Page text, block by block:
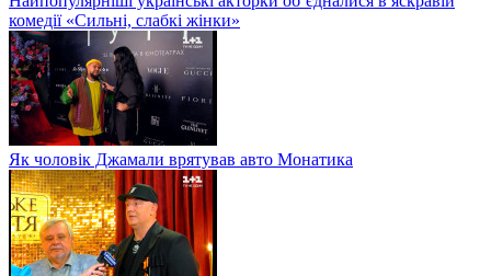
комедії «Сильні, слабкі жінки»
Як чоловік Джамали врятував авто Монатика